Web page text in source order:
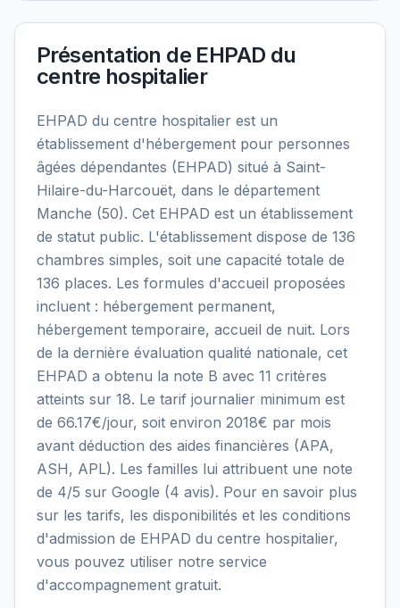
Présentation de EHPAD du
centre hospitalier
EHPAD du centre hospitalier est un
établissement d'hébergement pour personnes
âgées dépendantes (EHPAD) situé à Saint-
Hilaire-du-Harcouët, dans le département
Manche (50). Cet EHPAD est un établissement
de statut public. L'établissement dispose de 136
chambres simples, soit une capacité totale de
136 places. Les formules d'accueil proposées
incluent : hébergement permanent,
hébergement temporaire, accueil de nuit. Lors
de la dernière évaluation qualité nationale, cet
EHPAD a obtenu la note B avec 11 critères
atteints sur 18. Le tarif journalier minimum est
de 66.17€/jour, soit environ 2018€ par mois
avant déduction des aides financières (APA,
ASH, APL). Les familles lui attribuent une note
de 4/5 sur Google (4 avis). Pour en savoir plus
sur les tarifs, les disponibilités et les conditions
d'admission de EHPAD du centre hospitalier,
vous pouvez utiliser notre service
d'accompagnement gratuit.